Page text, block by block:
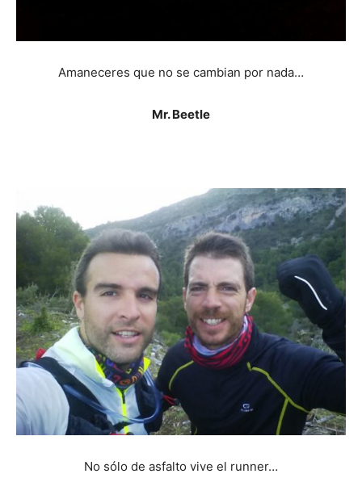
Amaneceres que no se cambian por nada…
Mr. Beetle
No sólo de asfalto vive el runner…